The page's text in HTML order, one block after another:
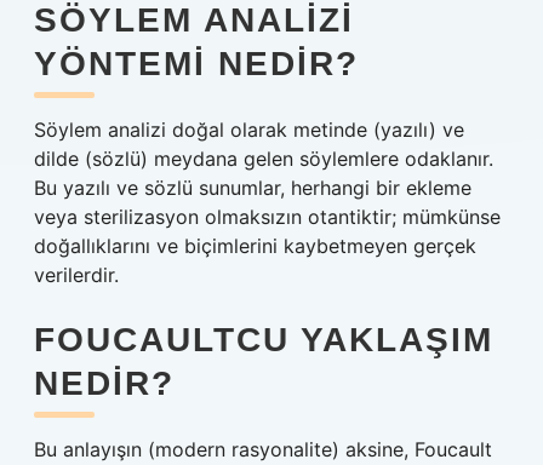
SÖYLEM ANALIZI
YÖNTEMI NEDIR?
Söylem analizi doğal olarak metinde (yazılı) ve
dilde (sözlü) meydana gelen söylemlere odaklanır.
Bu yazılı ve sözlü sunumlar, herhangi bir ekleme
veya sterilizasyon olmaksızın otantiktir; mümkünse
doğallıklarını ve biçimlerini kaybetmeyen gerçek
verilerdir.
FOUCAULTCU YAKLAŞIM
NEDIR?
Bu anlayışın (modern rasyonalite) aksine, Foucault